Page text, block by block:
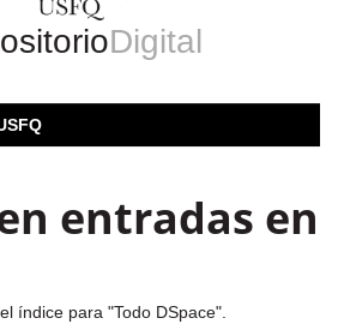
Digital
entradas en
índice para "Todo DSpace".